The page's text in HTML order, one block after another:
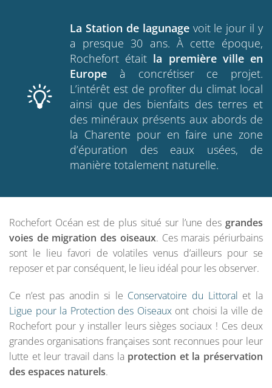
La Station de lagunagevoit le jour il y
a presque 30 ans. À cette époque,
Rochefort était la première ville en
Europe à concrétiser ce projet.
L’intérêt est de profiter du climat local
ainsi que des bienfaits des terres et
des minéraux présents aux abords de
la Charente pour en faire une zone
d’épuration des eaux usées, de
manière totalement naturelle.
Rochefort Océan est de plus situé sur l’une des grandes
voies de migration des oiseaux. Ces marais périurbains
sont le lieu favori de volatiles venus d’ailleurs pour se
reposer et par conséquent, le lieu idéal pour les observer.
Ce n’est pas anodin si le Conservatoire du Littoral et la
Ligue pour la Protection des Oiseauxont choisi la ville de
Rochefort pour y installer leurs sièges sociaux ! Ces deux
grandes organisations françaises sont reconnues pour leur
lutte et leur travail dans la protection et la préservation
des espaces naturels.